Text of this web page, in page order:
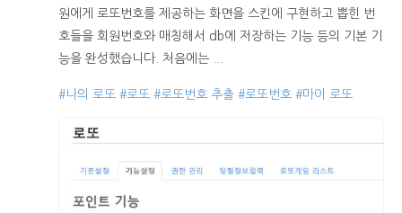
원에게 로또번호를 제공하는 화면을 스킨에 구현하고 뽑힌 번
호들을 회원번호와 매칭해서 db에 저장하는 기능 등의 기본 기
능을 완성했습니다. 처음에는 ...
#나의 로또 #로또 #로또번호 추출 #로또번호 #마이 로또